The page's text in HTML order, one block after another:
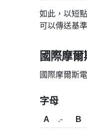
如此，以短
可以傳送基
國際摩
國際摩爾斯
字母
A .- B